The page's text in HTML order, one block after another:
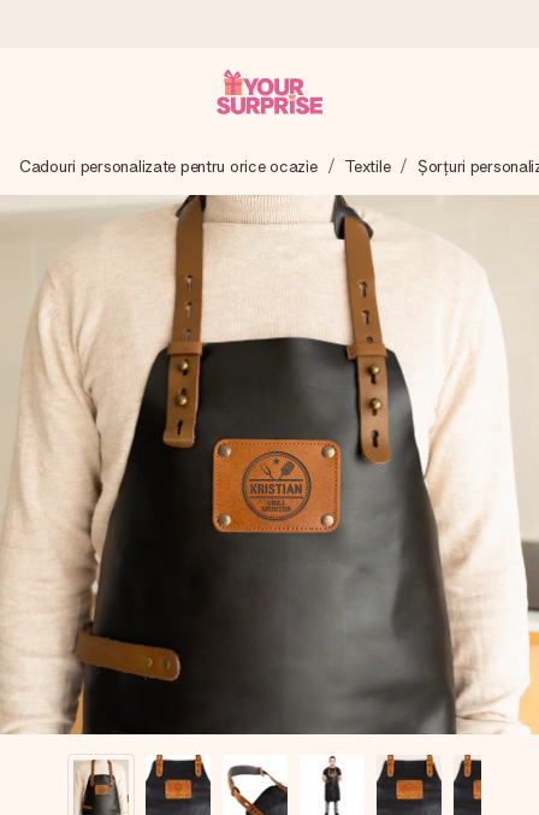
Îți alcătuim cadoul cu grijă și îl trimitem îndată spre tine -
pentru ca tu să îl poți dărui exact când trebuie, atunci când
contează cel mai mult.
4,8 (bazat pe +15.000 de recenzii)
Cadourile noastre inspiră. Clienții ne oferă nota 4,8 pe
Google Reviews.
Felicitare gratuită
Creează ceva unic în doar câțiva pași - cu numele ei,
fotografia ta sau un mesaj din suflet. Fără bătăi de cap,
doar bucură-te de moment.
Cadouri personalizate pentru orice ocazie Textile Șorțuri